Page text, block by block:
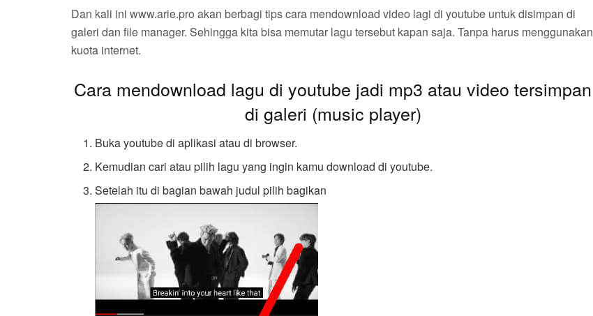
Dan kali ini www.arie.pro akan berbagi tips cara mendownload video lagi di youtube untuk disimpan di
galeri dan file manager. Sehingga kita bisa memutar lagu tersebut kapan saja. Tanpa harus menggunakan
kuota internet.
Cara mendownload lagu di youtube jadi mp3 atau video tersimpan
di galeri (music player)
Buka youtube di aplikasi atau di browser.
Kemudian cari atau pilih lagu yang ingin kamu download di youtube.
Setelah itu di bagian bawah judul pilih bagikan